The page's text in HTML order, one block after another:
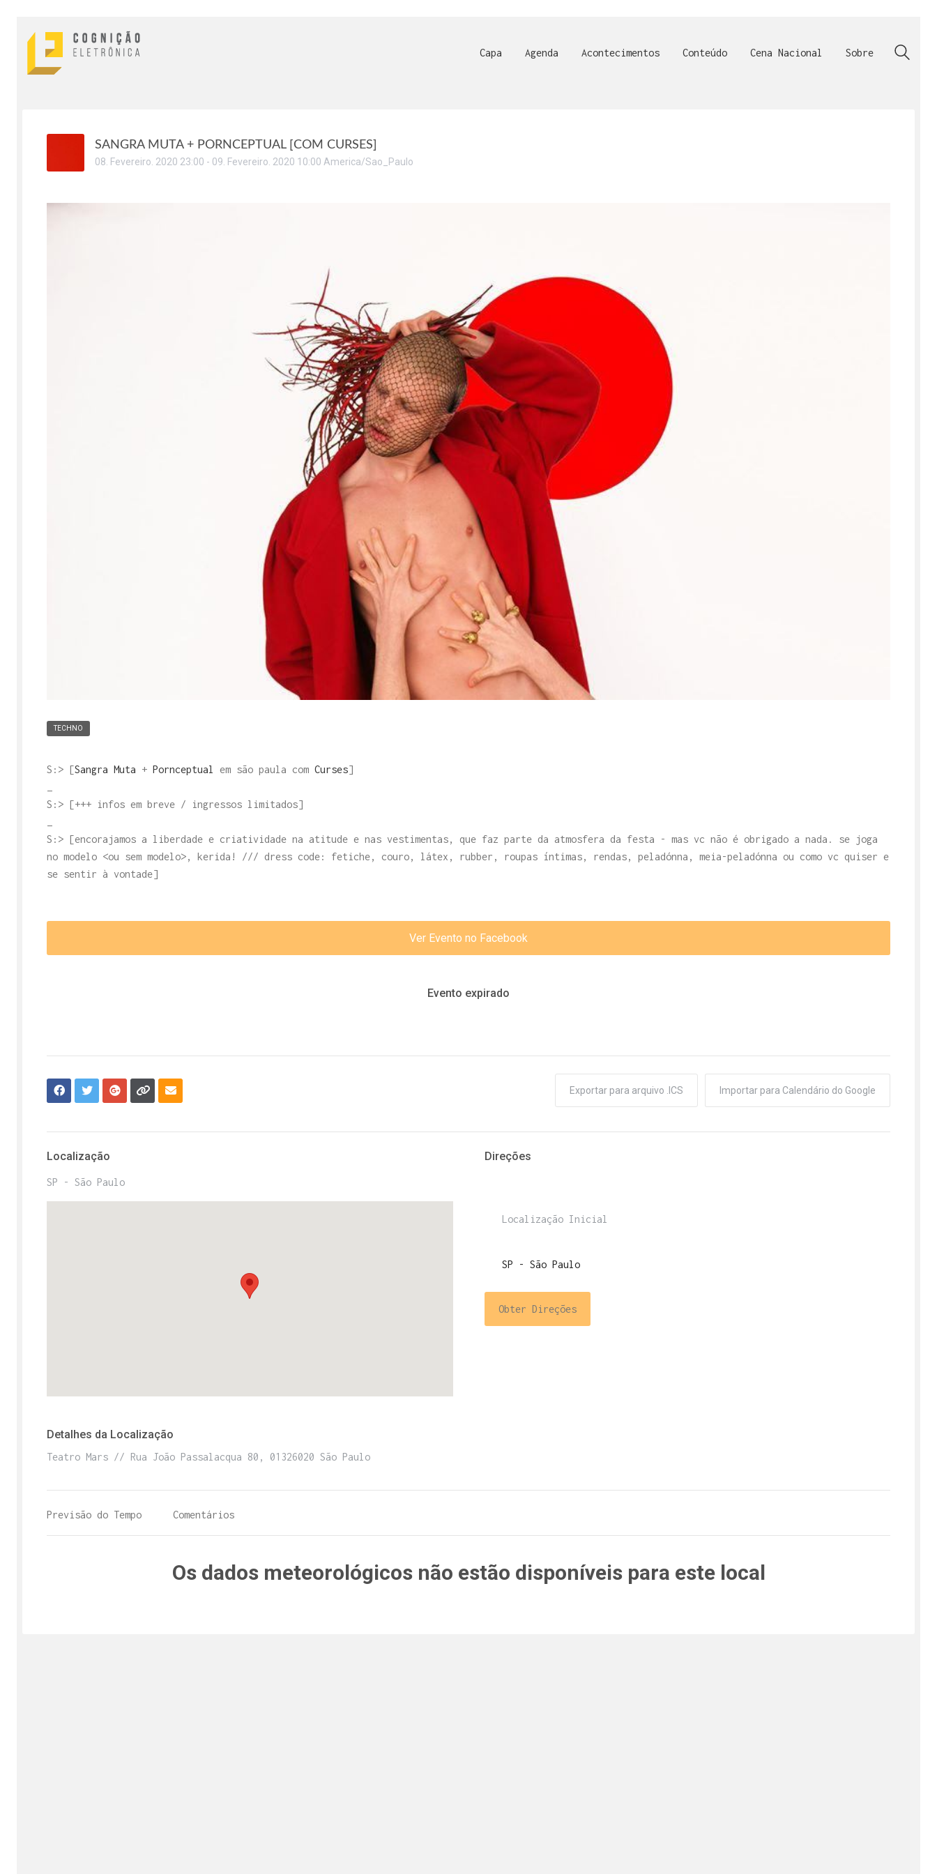
Capa Agenda Acontecimentos Conteúdo Cena Nacional Sobre
SANGRA MUTA + PORNCEPTUAL [COM CURSES]
08 Fevereiro 2020 23:00 - 09 Fevereiro 2020 10:00 America/Sao_Paulo
TECHNO
S:> [Sangra Muta + Pornceptual em são paula com Curses]
S:> [+++ infos em breve / ingressos limitados]
S:> [encorajamos a liberdade e criatividade na atitude e nas vestimentas, que faz parte da atmosfera da festa - mas vc não é obrigado a nada. se joga
no modelo <ou sem modelo>, kerida! /// dress code: fetiche, couro, látex, rubber, roupas íntimas, rendas, peladónna, meia-peladónna ou como vc quiser e
se sentir à vontade]
Ver Evento no Facebook
Evento expirado
Exportar para arquivo .ICS Importar para Calendário do Google
Localização
SP - São Paulo
Direções
Obter Direções
Detalhes da Localização
Teatro Mars // Rua João Passalacqua 80, 01326020 São Paulo
Previsão do Tempo Comentários
Os dados meteorológicos não estão disponíveis para este local